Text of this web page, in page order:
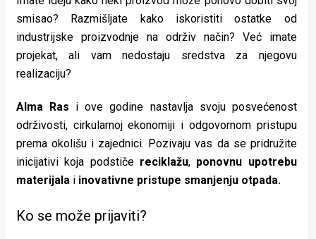
Život
u
Ideje
koje
smisao? Razmišljate kako iskoristiti ostatke od
industrijske proizvodnje na održiv način? Već imate
projekat, ali vam nedostaju sredstva za njegovu
realizaciju?
Alma Ras i ove godine nastavlja svoju posvećenost
održivosti, cirkularnoj ekonomiji i odgovornom pristupu
prema okolišu i zajednici. Pozivaju vas da se pridružite
inicijativi koja podstiče reciklažu, ponovnu upotrebu
materijala i inovativne pristupe smanjenju otpada.
Ko se može prijaviti?